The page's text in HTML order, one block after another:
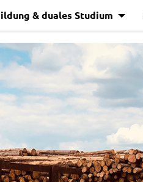
& duales Studium